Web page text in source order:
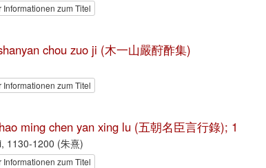
Informationen zum Titel
chou zuo ji (木一山嚴酧酢集)
Informationen zum Titel
ming chen yan xing lu (五朝名臣言行錄); 1
1130-1200 (朱熹)
Informationen zum Titel